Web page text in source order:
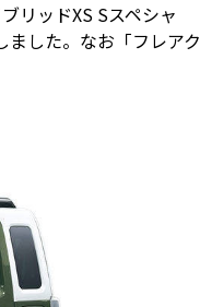
リッドXS Sスペシャ
した。なお「フレアク